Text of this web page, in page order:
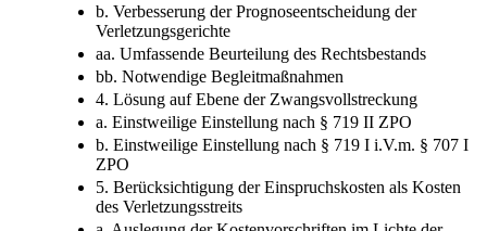
b. Verbesserung der Prognoseentscheidung der
Verletzungsgerichte
aa. Umfassende Beurteilung des Rechtsbestands
bb. Notwendige Begleitmaßnahmen
4. Lösung auf Ebene der Zwangsvollstreckung
a. Einstweilige Einstellung nach § 719 II ZPO
b. Einstweilige Einstellung nach § 719 I i.V.m. § 707 I
ZPO
5. Berücksichtigung der Einspruchskosten als Kosten
des Verletzungsstreits